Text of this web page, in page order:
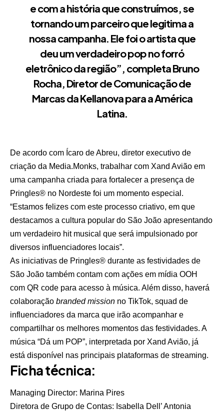
e com a história que construímos, se
tornando um parceiro que legitima a
nossa campanha. Ele foi o artista que
deu um verdadeiro pop no forró
eletrônico da região”, completa Bruno
Rocha, Diretor de Comunicação de
Marcas da Kellanova para a América
Latina.
De acordo com Ícaro de Abreu, diretor executivo de
criação da Media.Monks, trabalhar com Xand Avião em
uma campanha criada para fortalecer a presença de
Pringles® no Nordeste foi um momento especial.
“Estamos felizes com este processo criativo, em que
destacamos a cultura popular do São João apresentando
um verdadeiro hit musical que será impulsionado por
diversos influenciadores locais”.
As iniciativas de Pringles® durante as festividades de
São João também contam com ações em mídia OOH
com QR code para acesso à música. Além disso, haverá
colaboração branded mission no TikTok, squad de
influenciadores da marca que irão acompanhar e
compartilhar os melhores momentos das festividades. A
música “Dá um POP”, interpretada por Xand Avião, já
está disponível nas principais plataformas de streaming.
Ficha técnica:
Managing Director: Marina Pires
Diretora de Grupo de Contas: Isabella Dell’ Antonia